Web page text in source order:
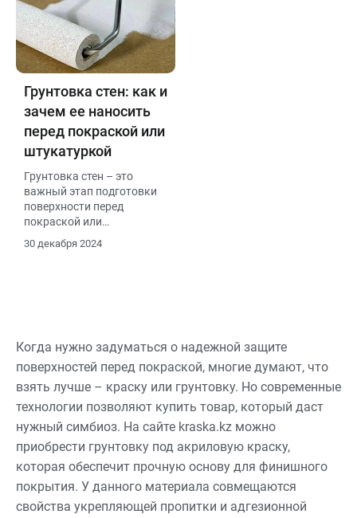
разбавления и нормы
расхода.
Грунтовка стен: как и
зачем ее наносить
перед покраской или
штукатуркой
Грунтовка стен – это
важный этап подготовки
поверхности перед
покраской или
штукатуркой, который
значительно влияет на
30 декабря 2024
Когда нужно задуматься о надежной защите
поверхностей перед покраской, многие думают, что
взять лучше – краску или грунтовку. Но современные
технологии позволяют купить товар, который даст
нужный симбиоз. На сайте kraska.kz можно
приобрести грунтовку под акриловую краску,
которая обеспечит прочную основу для финишного
покрытия. У данного материала совмещаются
свойства укрепляющей пропитки и адгезионной